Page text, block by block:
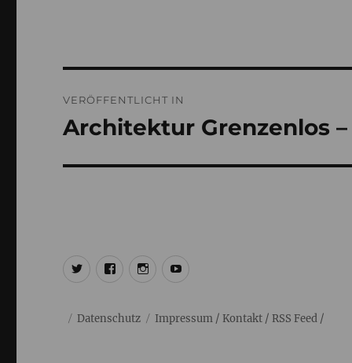
VERÖFFENTLICHT IN
Architektur Grenzenlos
@ulrich1000
@ulrich1000
@1000lights.de
Ulrich
Datenschutz Impressum /Kontakt /RSS Feed /